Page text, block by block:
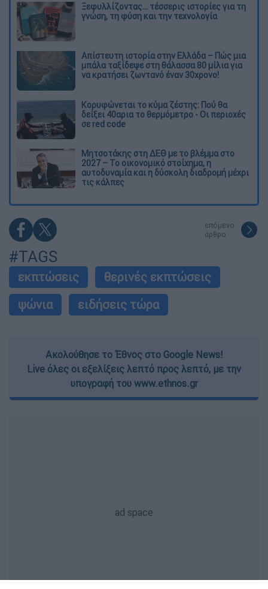
Ξεφυλλίζοντας... τέσσερις ιστορίες για τη
γνώση, τη φύση και την τεχνολογία
Απίστευτη ιστορία στην Ελλάδα – Πώς μια
μπάλα ταξίδεψε στη θάλασσα 80 μίλια για
να κρατήσει ζωντανό έναν 30χρονο!
Κορυφώνεται το κύμα ζέστης: Πού θα
δείξει 40αρια το θερμόμετρο - Οι περιοχές
σε red code
Μητσοτάκης στη ΔΕΘ με το βλέμμα στο
2027 – Το οικονομικό στοίχημα, η
αυτοδυναμία και η δύσκολη διαδρομή μέχρι
τις κάλπες
επόμενο
άρθρο
#TAGS
εκπτώσεις
θερινές εκπτώσεις
ψώνια
ειδήσεις τώρα
Ακολούθησε το Έθνος στο Google News!
Live όλες οι εξελίξεις λεπτό προς λεπτό, με την
υπογραφή του www.ethnos.gr